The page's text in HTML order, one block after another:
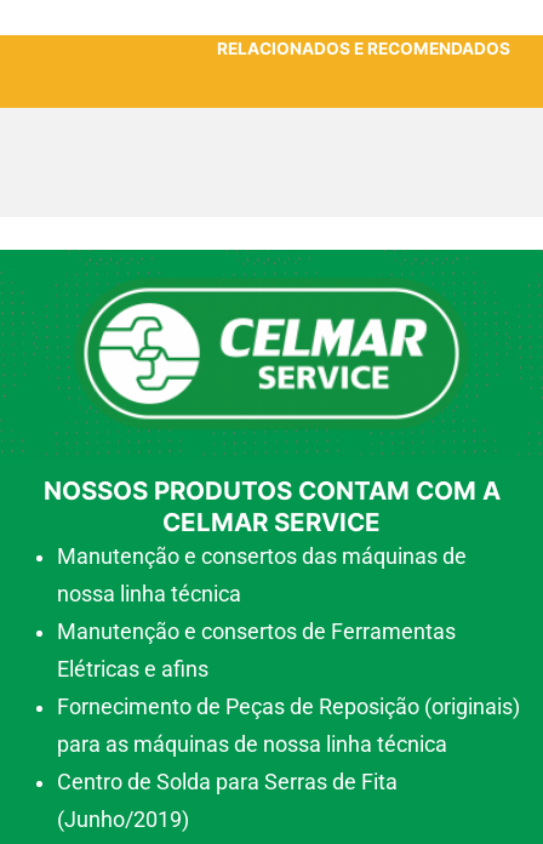
RELACIONADOS E RECOMENDADOS
NOSSOS PRODUTOS CONTAM COM A
CELMAR SERVICE
Manutenção e consertos das máquinas de
nossa linha técnica
Manutenção e consertos de Ferramentas
Elétricas e afins
Fornecimento de Peças de Reposição (originais)
para as máquinas de nossa linha técnica
Centro de Solda para Serras de Fita
(Junho/2019)